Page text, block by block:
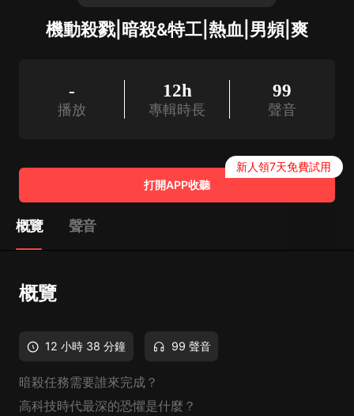
機動殺戮|暗殺&特工|熱血|男頻|爽
-
播放
12h
專輯時長
99
聲音
打開APP收聽
新人領7天免費試用
概覽 聲音
概覽
12 小時 38 分鐘 99 聲音
暗殺任務需要誰來完成？
高科技時代最深的恐懼是什麼？